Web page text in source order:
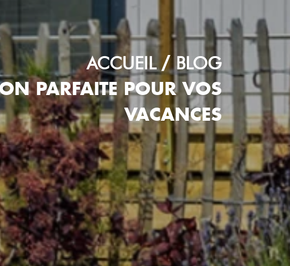
ACCUEIL BLOG
PARFAITE POUR VOS
VACANCES